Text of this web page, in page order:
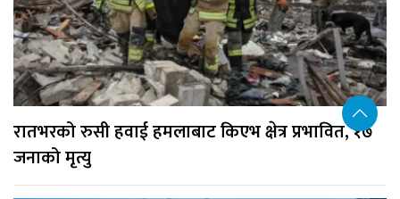
रातभरको रुसी हवाई हमलाबाट किएभ क्षेत्र प्रभावित, १७
जनाको मृत्यु